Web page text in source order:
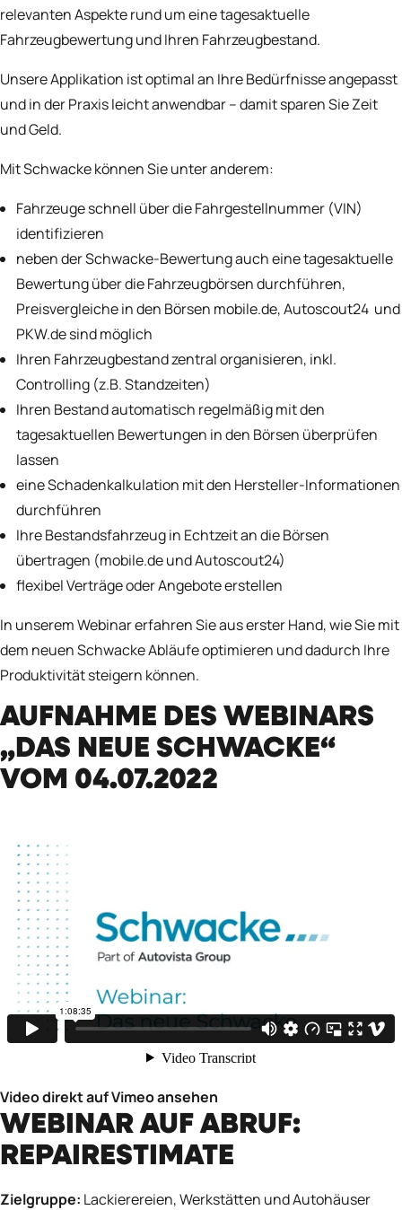
relevanten Aspekte rund um eine tagesaktuelle
Fahrzeugbewertung und Ihren Fahrzeugbestand.
Unsere Applikation ist optimal an Ihre Bedürfnisse angepasst
und in der Praxis leicht anwendbar – damit sparen Sie Zeit
und Geld.
Mit Schwacke können Sie unter anderem:
Fahrzeuge schnell über die Fahrgestellnummer (VIN)
identifizieren
neben der Schwacke-Bewertung auch eine tagesaktuelle
Bewertung über die Fahrzeugbörsen durchführen,
Preisvergleiche in den Börsen mobile.de, Autoscout24 und
PKW.de sind möglich
Ihren Fahrzeugbestand zentral organisieren, inkl.
Controlling (z.B. Standzeiten)
Ihren Bestand automatisch regelmäßig mit den
tagesaktuellen Bewertungen in den Börsen überprüfen
lassen
eine Schadenkalkulation mit den Hersteller-Informationen
durchführen
Ihre Bestandsfahrzeug in Echtzeit an die Börsen
übertragen (mobile.de und Autoscout24)
flexibel Verträge oder Angebote erstellen
In unserem Webinar erfahren Sie aus erster Hand, wie Sie mit
dem neuen Schwacke Abläufe optimieren und dadurch Ihre
Produktivität steigern können.
AUFNAHME DES WEBINARS
„DAS NEUE SCHWACKE“
VOM 04.07.2022
Video direkt auf Vimeo ansehen
WEBINAR AUF ABRUF:
REPAIRESTIMATE
Zielgruppe: Lackierereien, Werkstätten und Autohäuser